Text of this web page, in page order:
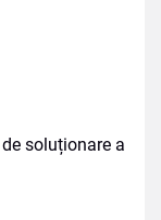
soluționare a